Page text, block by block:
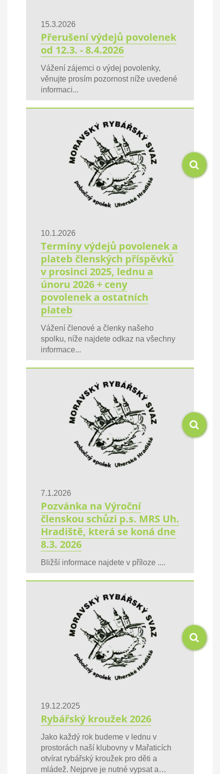
15.3.2026
Přerušení výdejů povolenek
od 12.3. - 8.4.2026
Vážení zájemci o výdej povolenky,
věnujte prosím pozornost níže uvedené
informaci...
10.1.2026
Termíny výdejů povolenek a
plateb členských příspěvků
v prosinci 2025, lednu a
únoru 2026 + ceny
povolenek a ostatních
plateb
Vážení členové a členky našeho
spolku, níže najdete odkaz na všechny
informace...
7.1.2026
Pozvánka na Výroční
členskou schůzi p.s. MRS Uh.
Hradiště, která se koná dne
8.3. 2026
Bližší informace najdete v příloze ....
19.12.2025
Rybářský kroužek 2026
Jako každý rok budeme v lednu v
prostorách naší klubovny v Mařaticích
otvírat rybářský kroužek pro děti a
mládež. Nejprve je nutné vypsat a…